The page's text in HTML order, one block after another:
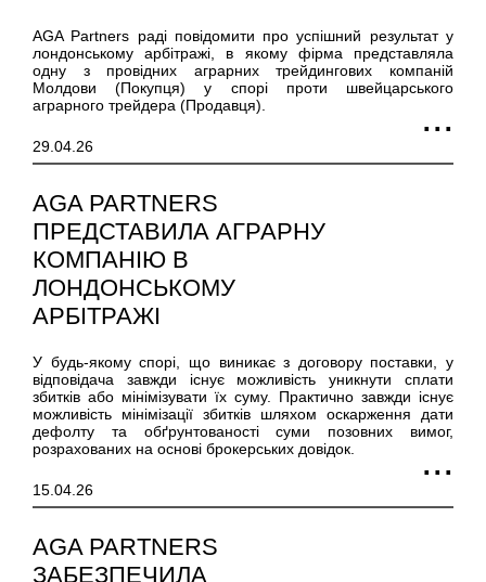
AGA Partners раді повідомити про успішний результат у
лондонському арбітражі, в якому фірма представляла
одну з провідних аграрних трейдингових компаній
Молдови (Покупця) у спорі проти швейцарського
аграрного трейдера (Продавця).
29.04.26
AGA PARTNERS
ПРЕДСТАВИЛА АГРАРНУ
КОМПАНІЮ В
ЛОНДОНСЬКОМУ
АРБІТРАЖІ
У будь-якому спорі, що виникає з договору поставки, у
відповідача завжди існує можливість уникнути сплати
збитків або мінімізувати їх суму. Практично завжди існує
можливість мінімізації збитків шляхом оскарження дати
дефолту та обґрунтованості суми позовних вимог,
розрахованих на основі брокерських довідок.
15.04.26
AGA PARTNERS
ЗАБЕЗПЕЧИЛА